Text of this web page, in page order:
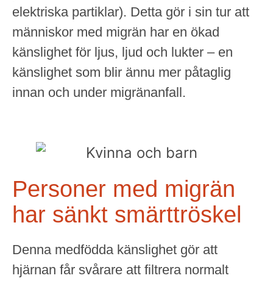
elektriska partiklar). Detta gör i sin tur att
människor med migrän har en ökad
känslighet för ljus, ljud och lukter – en
känslighet som blir ännu mer påtaglig
innan och under migränanfall.
Personer med migrän
har sänkt smärttröskel
Denna medfödda känslighet gör att
hjärnan får svårare att filtrera normalt